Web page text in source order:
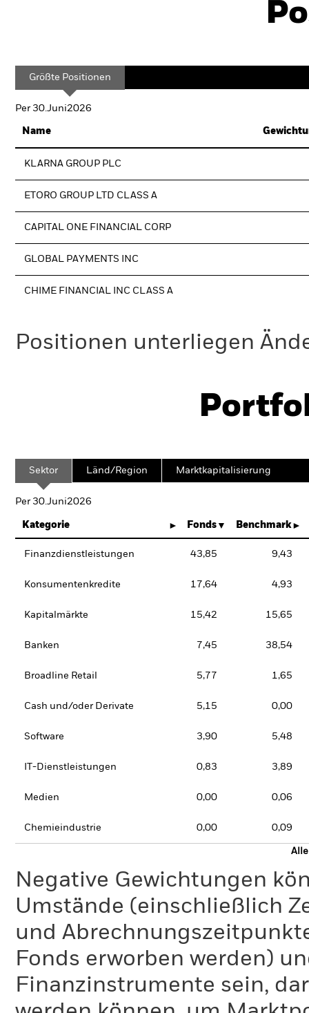
Größte Positionen
Per 30.Juni2026
Name
KLARNA GROUP PLC
ETORO GROUP LTD CLASS A
CAPITAL ONE FINANCIAL CORP
GLOBAL PAYMENTS INC
CHIME FINANCIAL INC CLASS A
Positionen unterliegen
Sektor Länd/Region Marktkapitalisierung
Per 30.Juni2026
Kategorie Fonds Benchmark
Finanzdienstleistungen 43,85 9,43
Konsumentenkredite 17,64 4,93
Kapitalmärkte 15,42 15,65
Banken 7,45 38,54
Broadline Retail 5,77 1,65
Cash und/oder Derivate 5,15 0,00
Software 3,90 5,48
IT-Dienstleistungen 0,83 3,89
Medien 0,00 0,06
Chemieindustrie 0,00 0,09
Negative Gewichtungen
Umstände (einschließlich
und
Fonds erworben werden)
Finanzinstrumente sein,